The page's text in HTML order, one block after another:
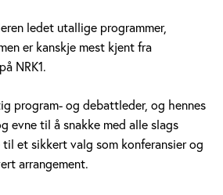
ledet utallige programmer,
er kanskje mest kjent fra
NRK1.
program- og debattleder, og hennes
evne til å snakke med alle slags
til et sikkert valg som konferansier og
arrangement.